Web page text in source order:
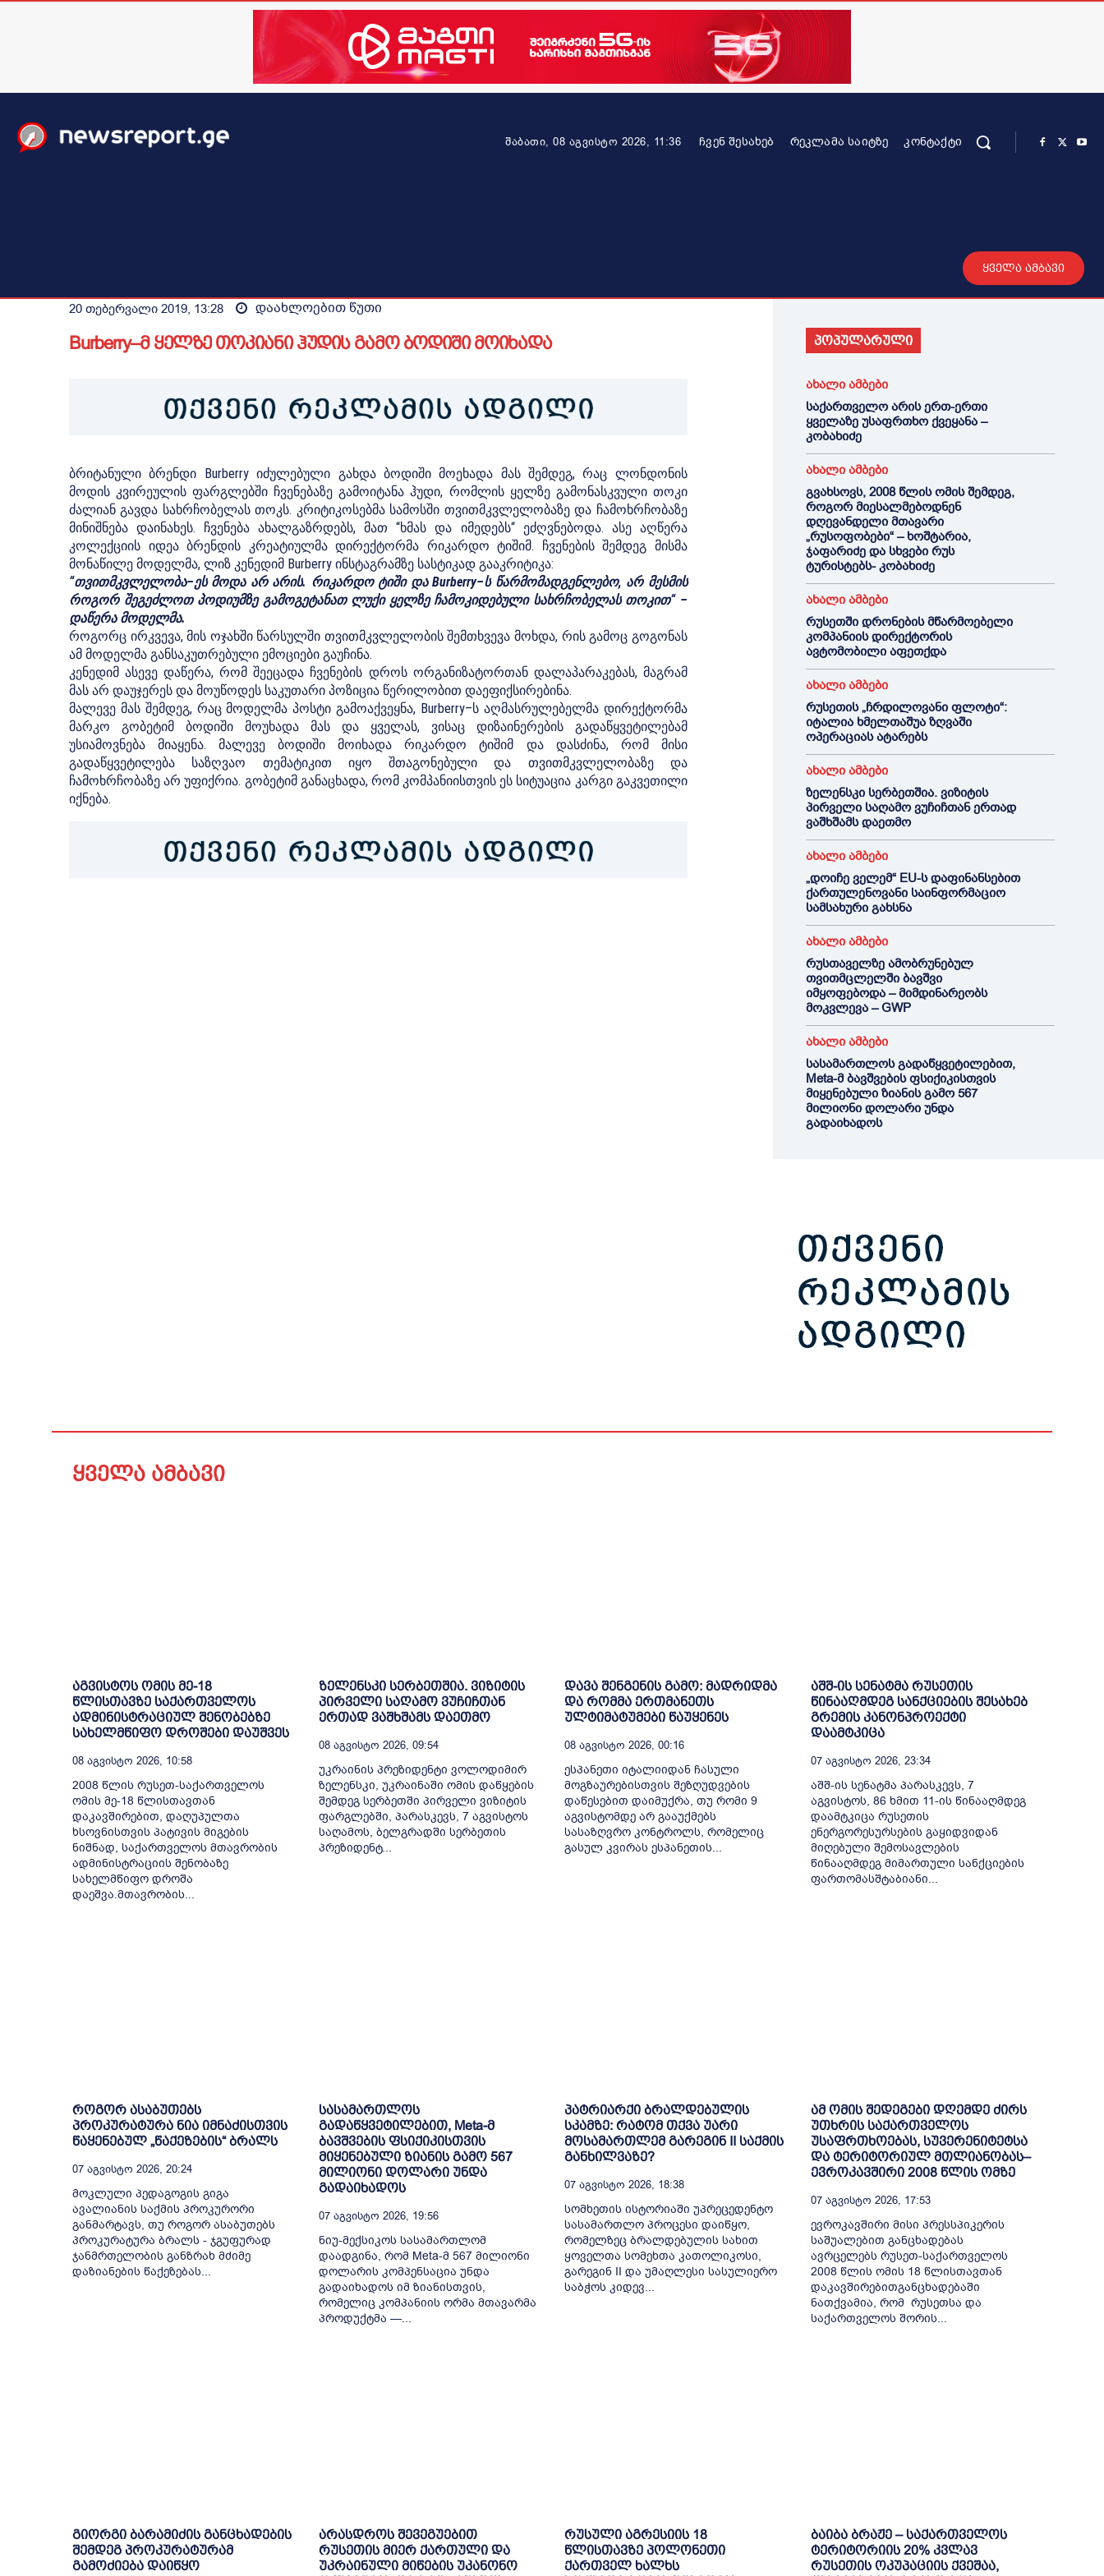
შაბათი, 08 აგვისტო 2026, 11:36 ᲩᲕᲔᲜ ᲨᲔᲡᲐᲮᲔᲑ ᲠᲔᲙᲚᲐᲛᲐ ᲡᲐᲘᲢᲖᲔ ᲙᲝᲜᲢᲐᲥᲢᲘ
ყველა ამბავი
20 თებერვალი 2019, 13:28 დაახლოებით წუთი
Burberry–მ ყელზე თოკიანი ჰუდის გამო ბოდიში მოიხადა
ბრიტანული ბრენდი Burberry იძულებული გახდა ბოდიში მოეხადა მას შემდეგ, რაც ლონდონის
მოდის კვირეულის ფარგლებში ჩვენებაზე გამოიტანა ჰუდი, რომლის ყელზე გამონასკვული თოკი
ძალიან გავდა სახრჩობელას თოკს. კრიტიკოსებმა სამოსში თვითმკვლელობაზე და ჩამოხრჩობაზე
მინიშნება დაინახეს. ჩვენება ახალგაზრდებს, მათ “ხმას და იმედებს“ ეძღვნებოდა. ასე აღწერა
კოლექციის იდეა ბრენდის კრეატიულმა დირექტორმა რიკარდო ტიშიმ. ჩვენების შემდეგ მისმა
მონაწილე მოდელმა, ლიზ კენედიმ Burberry ინსტაგრამზე სასტიკად გააკრიტიკა:
“თვითმკვლელობა–ეს მოდა არ არის. რიკარდო ტიში და Burberry–ს წარმომადგენლებო, არ მესმის
როგორ შეგეძლოთ პოდიუმზე გამოგეტანათ ლუქი ყელზე ჩამოკიდებული სახრჩობელას თოკით“ –
დაწერა მოდელმა.
როგორც ირკვევა, მის ოჯახში წარსულში თვითმკვლელობის შემთხვევა მოხდა, რის გამოც გოგონას
ამ მოდელმა განსაკუთრებული ემოციები გაუჩინა.
კენედიმ ასევე დაწერა, რომ შეეცადა ჩვენების დროს ორგანიზატორთან დალაპარაკებას, მაგრამ
მას არ დაუჯერეს და მოუწოდეს საკუთარი პოზიცია წერილობით დაეფიქსირებინა.
მალევე მას შემდეგ, რაც მოდელმა პოსტი გამოაქვეყნა, Burberry–ს აღმასრულებელმა დირექტორმა
მარკო გობეტიმ ბოდიში მოუხადა მას და ყველას, ვისაც დიზაინერების გადაწყვეტილებამ
უსიამოვნება მიაყენა. მალევე ბოდიში მოიხადა რიკარდო ტიშიმ და დასძინა, რომ მისი
გადაწყვეტილება საზღვაო თემატიკით იყო შთაგონებული და თვითმკვლელობაზე და
ჩამოხრჩობაზე არ უფიქრია. გობეტიმ განაცხადა, რომ კომპანიისთვის ეს სიტუაცია კარგი გაკვეთილი
იქნება.
პოპულარული
ახალი ამბები
საქართველო არის ერთ-ერთი
ყველაზე უსაფრთხო ქვეყანა –
კობახიძე
ახალი ამბები
გვახსოვს, 2008 წლის ომის შემდეგ,
როგორ მიესალმებოდნენ
დღევანდელი მთავარი
„რუსოფობები“ – ხოშტარია,
ჯაფარიძე და სხვები რუს
ტურისტებს- კობახიძე
ახალი ამბები
რუსეთში დრონების მწარმოებელი
კომპანიის დირექტორის
ავტომობილი აფეთქდა
ახალი ამბები
რუსეთის „ჩრდილოვანი ფლოტი“:
იტალია ხმელთაშუა ზღვაში
ოპერაციას ატარებს
ახალი ამბები
ზელენსკი სერბეთშია. ვიზიტის
პირველი საღამო ვუჩიჩთან ერთად
ვაშხშამს დაეთმო
ახალი ამბები
„დოიჩე ველემ“ EU-ს დაფინანსებით
ქართულენოვანი საინფორმაციო
სამსახური გახსნა
ახალი ამბები
რუსთაველზე ამობრუნებულ
თვითმცლელში ბავშვი
იმყოფებოდა – მიმდინარეობს
მოკვლევა – GWP
ახალი ამბები
სასამართლოს გადაწყვეტილებით,
Meta-მ ბავშვების ფსიქიკისთვის
მიყენებული ზიანის გამო 567
მილიონი დოლარი უნდა
გადაიხადოს
ყველა ამბავი
აგვისტოს ომის მე-18
წლისთავზე საქართველოს
ადმინისტრაციულ შენობებზე
სახელმწიფო დროშები დაუშვეს
08 Აგვისტო 2026, 10:58
2008 წლის რუსეთ-საქართველოს
ომის მე-18 წლისთავთან
დაკავშირებით, დაღუპულთა
ხსოვნისთვის პატივის მიგების
ნიშნად, საქართველოს მთავრობის
ადმინისტრაციის შენობაზე
სახელმწიფო დროშა
დაეშვა.მთავრობის...
ზელენსკი სერბეთშია. ვიზიტის
პირველი საღამო ვუჩიჩთან
ერთად ვაშხშამს დაეთმო
08 Აგვისტო 2026, 09:54
უკრაინის პრეზიდენტი ვოლოდიმირ
ზელენსკი, უკრაინაში ომის დაწყების
შემდეგ სერბეთში პირველი ვიზიტის
ფარგლებში, პარასკევს, 7 აგვისტოს
საღამოს, ბელგრადში სერბეთის
პრეზიდენტ...
დავა შენგენის გამო: მადრიდმა
და რომმა ერთმანეთს
ულტიმატუმები წაუყენეს
08 Აგვისტო 2026, 00:16
ესპანეთი იტალიიდან ჩასული
მოგზაურებისთვის შეზღუდვების
დაწესებით დაიმუქრა, თუ რომი 9
აგვისტომდე არ გააუქმებს
სასაზღვრო კონტროლს, რომელიც
გასულ კვირას ესპანეთის...
აშშ-ის სენატმა რუსეთის
წინააღმდეგ სანქციების შესახებ
გრემის კანონპროექტი
დაამტკიცა
07 Აგვისტო 2026, 23:34
აშშ-ის სენატმა პარასკევს, 7
აგვისტოს, 86 ხმით 11-ის წინააღმდეგ
დაამტკიცა რუსეთის
ენერგორესურსების გაყიდვიდან
მიღებული შემოსავლების
წინააღმდეგ მიმართული სანქციების
ფართომასშტაბიანი...
როგორ ასაბუთებს
პროკურატურა ნია იმნაძისთვის
წაყენებულ „წაქეზების“ ბრალს
07 Აგვისტო 2026, 20:24
მოკლული პედაგოგის გიგა
ავალიანის საქმის პროკურორი
განმარტავს, თუ როგორ ასაბუთებს
პროკურატურა ბრალს - ჯგუფურად
ჯანმრთელობის განზრახ მძიმე
დაზიანების წაქეზებას...
სასამართლოს
გადაწყვეტილებით, Meta-მ
ბავშვების ფსიქიკისთვის
მიყენებული ზიანის გამო 567
მილიონი დოლარი უნდა
გადაიხადოს
07 Აგვისტო 2026, 19:56
ნიუ-მექსიკოს სასამართლომ
დაადგინა, რომ Meta-მ 567 მილიონი
დოლარის კომპენსაცია უნდა
გადაიხადოს იმ ზიანისთვის,
რომელიც კომპანიის ორმა მთავარმა
პროდუქტმა —...
პატრიარქი ბრალდებულის
სკამზე: რატომ თქვა უარი
მოსამართლემ გარეგინ II საქმის
განხილვაზე?
07 Აგვისტო 2026, 18:38
სომხეთის ისტორიაში უპრეცედენტო
სასამართლო პროცესი დაიწყო,
რომელზეც ბრალდებულის სახით
ყოველთა სომეხთა კათოლიკოსი,
გარეგინ II და უმაღლესი სასულიერო
საბჭოს კიდევ...
ამ ომის შედეგები დღემდე ძირს
უთხრის საქართველოს
უსაფრთხოებას, სუვერენიტეტსა
და ტერიტორიულ მთლიანობას–
ევროკავშირი 2008 წლის ომზე
07 Აგვისტო 2026, 17:53
ევროკავშირი მისი პრესსპიკერის
საშუალებით განცხადებას
ავრცელებს რუსეთ-საქართველოს
2008 წლის ომის 18 წლისთავთან
დაკავშირებითგანცხადებაში
ნათქვამია, რომ რუსეთსა და
საქართველოს შორის...
გიორგი ბარამიძის განცხადების
შემდეგ პროკურატურამ
გამოძიება დაიწყო
არასდროს შევეგუებით
რუსეთის მიერ ქართული და
უკრაინული მიწების უკანონო
რუსული აგრესიის 18
წლისთავზე პოლონეთი
ქართველ ხალხს
ბაიბა ბრაჟე – საქართველოს
ტერიტორიის 20% კვლავ
რუსეთის ოკუპაციის ქვეშაა,